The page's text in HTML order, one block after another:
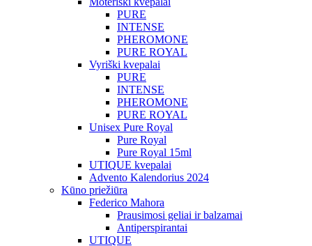
PURE
INTENSE
PHEROMONE
PURE ROYAL
Vyriški kvepalai
PURE
INTENSE
PHEROMONE
PURE ROYAL
Unisex Pure Royal
Pure Royal
Pure Royal 15ml
UTIQUE kvepalai
Advento Kalendorius 2024
Kūno priežiūra
Federico Mahora
Prausimosi geliai ir balzamai
Antiperspirantai
UTIQUE